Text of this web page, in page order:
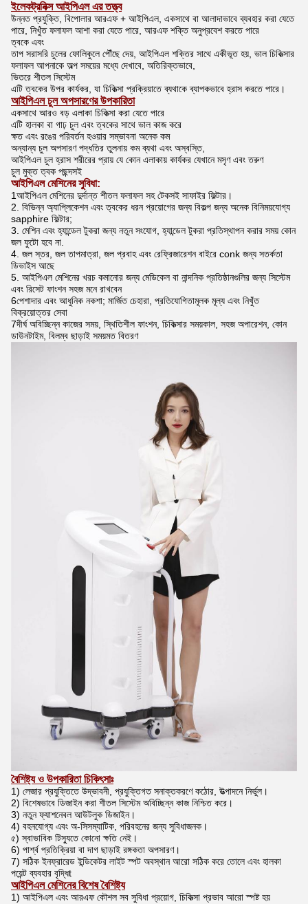
ইলেকট্রনিক্স আইপিএল এর তত্ত্ব
উন্নত প্রযুক্তি, বিপোলার আরএফ + আইপিএল, একসাথে বা আলাদাভাবে ব্যবহার করা যেতে
পারে, নিখুঁত ফলাফল আশা করা যেতে পারে, আরএফ শক্তি অনুপ্রবেশ করতে পারে
ত্বকে এবং
তাপ সরাসরি চুলের ফোলিকুলে পৌঁছে দেয়, আইপিএল শক্তির সাথে একীভূত হয়, ভাল চিকিত্সার
ফলাফল আপনাকে অল্প সময়ের মধ্যে দেখাবে, অতিরিক্তভাবে,
ভিতরে শীতল সিস্টেম
এটি ত্বকের উপর কার্যকর, যা চিকিত্সা প্রক্রিয়াতে ব্যথাকে ব্যাপকভাবে হ্রাস করতে পারে।
আইপিএল চুল অপসারণের উপকারিতা
একসাথে আরও বড় এলাকা চিকিত্সা করা যেতে পারে
এটি হালকা বা গাঢ় চুল এবং ত্বকের সাথে ভাল কাজ করে
ক্ষত এবং রঙের পরিবর্তন হওয়ার সম্ভাবনা অনেক কম
অন্যান্য চুল অপসারণ পদ্ধতির তুলনায় কম ব্যথা এবং অস্বস্তি,
আইপিএল চুল হ্রাস শরীরের প্রায় যে কোন এলাকায় কার্যকর যেখানে মসৃণ এবং তরুণ
চুল মুক্ত ত্বক পছন্দসই
আইপিএল মেশিনের সুবিধা:
1আইপিএল মেশিনের দুর্দান্ত শীতল ফলাফল সহ টেকসই সাফাইর ফিল্টার।
2. বিভিন্ন অ্যাপ্লিকেশন এবং ত্বকের ধরন প্রয়োগের জন্য বিকল্প জন্য অনেক বিনিময়যোগ্য
sapphire ফিল্টার;
3. মেশিন এবং হ্যান্ডেল টুকরা জন্য নতুন সংযোগ, হ্যান্ডেল টুকরা প্রতিস্থাপন করার সময় কোন
জল ফুটো হবে না.
4. জল স্তর, জল তাপমাত্রা, জল প্রবাহ এবং রেফ্রিজারেশন বাইরে conk জন্য সতর্কতা
ডিভাইস আছে
5. আইপিএল মেশিনের খরচ কমানোর জন্য মেডিকেল বা নান্দনিক প্রতিষ্ঠানগুলির জন্য সিস্টেম
এবং রিসেট ফাংশন সহজ মনে রাখবেন
6পেশাদার এবং আধুনিক নকশা; মার্জিত চেহারা, প্রতিযোগিতামূলক মূল্য এবং নিখুঁত
বিক্রয়োত্তর সেবা
7দীর্ঘ অবিচ্ছিন্ন কাজের সময়, স্থিতিশীল ফাংশন, চিকিত্সার সময়কাল, সহজ অপারেশন, কোন
ডাউনটাইম, বিলম্ব ছাড়াই সময়মত বিতরণ
বৈশিষ্ট্য ও উপকারিতা চিকিৎসাঃ
1) লেজার প্রযুক্তিতে উদ্ভাবনী, প্রযুক্তিগত সনাক্তকরণে কঠোর, উত্পাদনে নির্ভুল।
2) বিশেষভাবে ডিজাইন করা শীতল সিস্টেম অবিচ্ছিন্ন কাজ নিশ্চিত করে।
3) নতুন ফ্যাশনেবল আউটলুক ডিজাইন।
4) বহনযোগ্য এবং অ-সিসম্যাটিক, পরিবহনের জন্য সুবিধাজনক।
৫) স্বাভাবিক টিস্যুতে কোনো ক্ষতি নেই।
6) পার্শ্ব প্রতিক্রিয়া বা দাগ ছাড়াই রঙ্গকতা অপসারণ।
7) সঠিক ইনফ্রারেড ইন্ডিকেটর লাইট স্পট অবস্থান আরো সঠিক করে তোলে এবং হালকা
পয়েন্ট ব্যবহার বৃদ্ধিt
আইপিএল মেশিনের বিশেষ বৈশিষ্ট্য
1) আইপিএল এবং আরএফ কৌশল সব সুবিধা প্রয়োগ, চিকিত্সা প্রভাব আরো স্পষ্ট হয়